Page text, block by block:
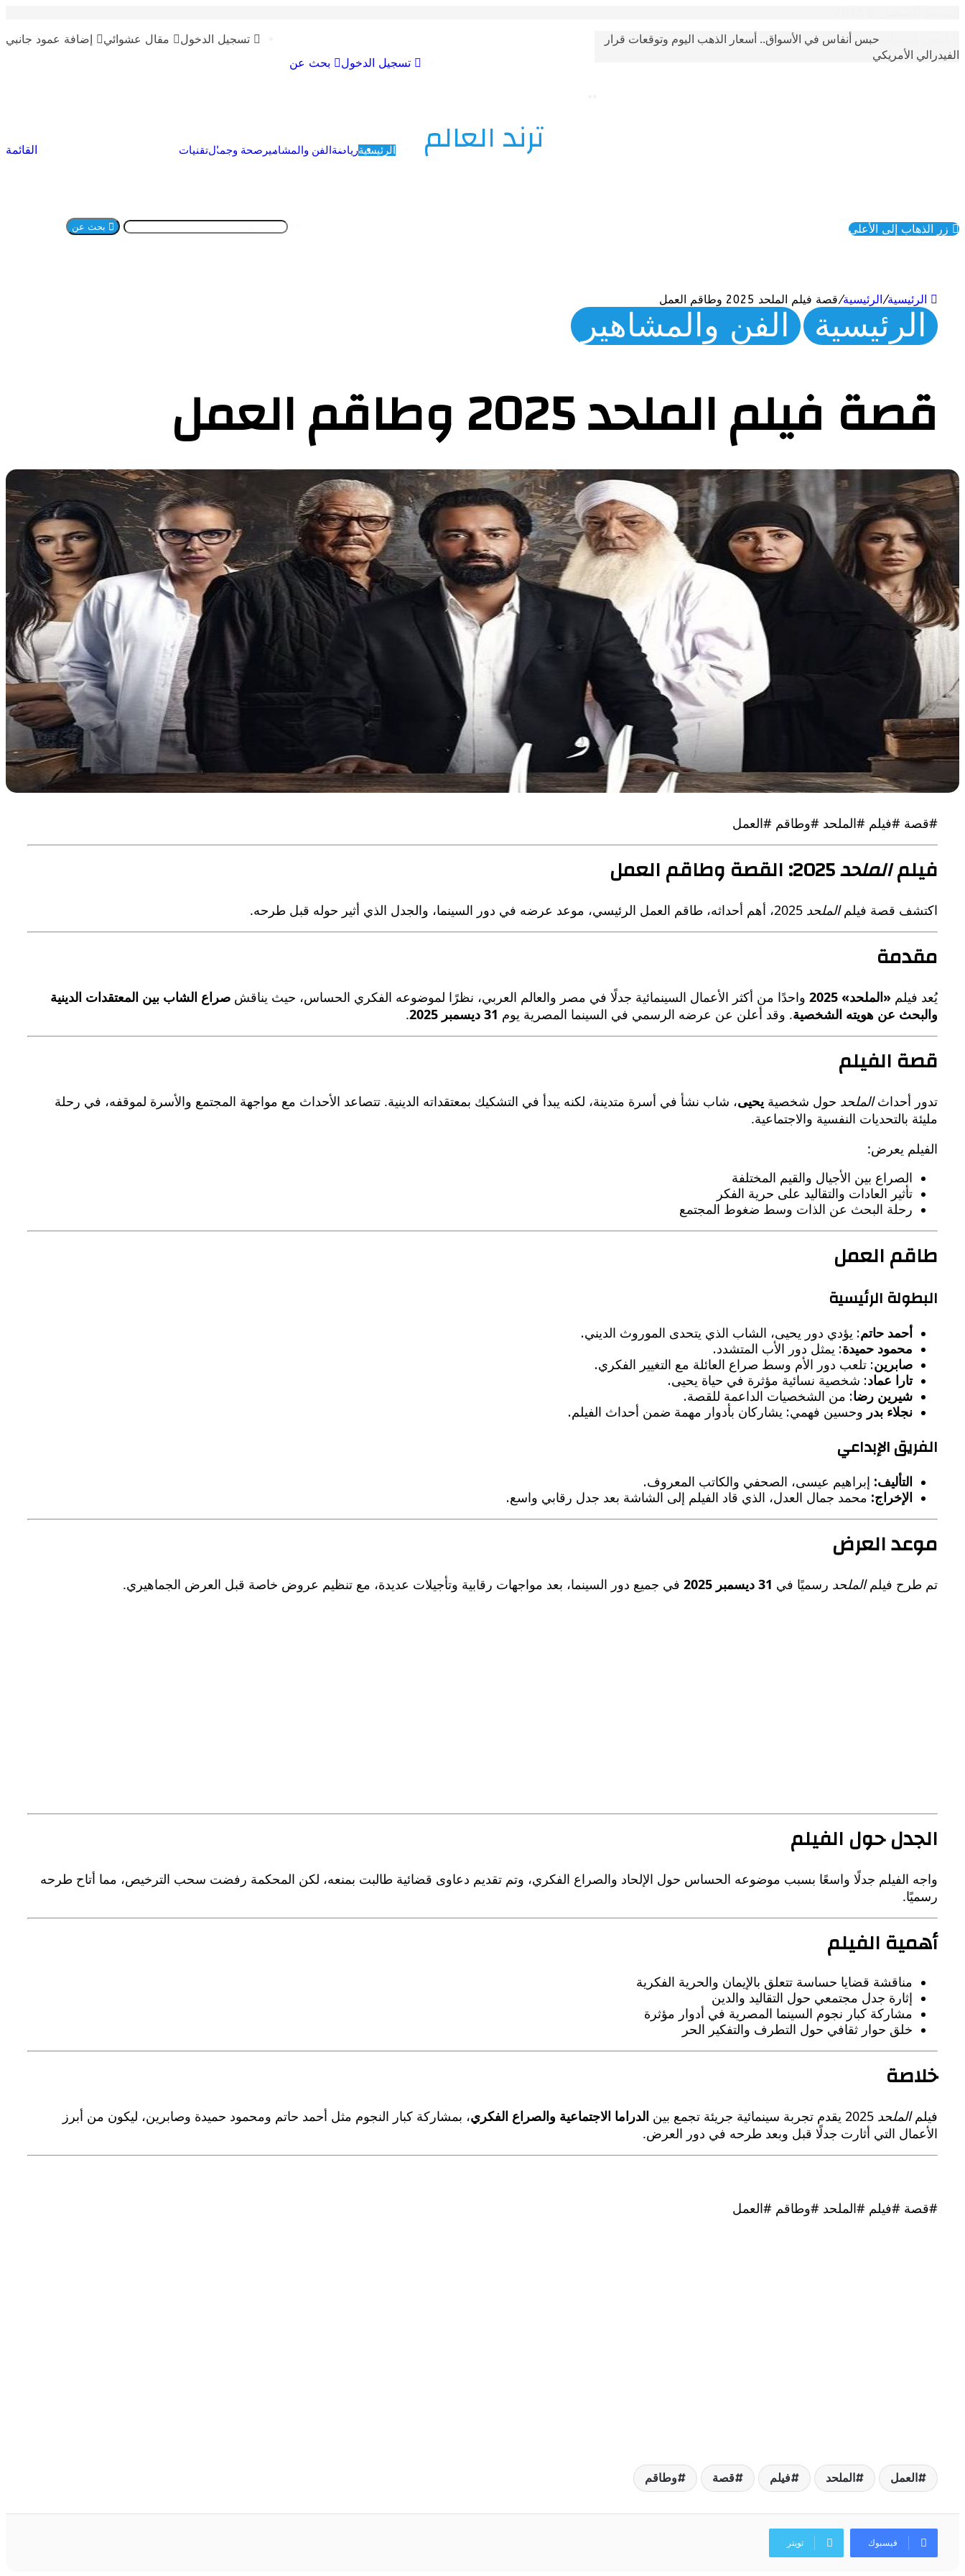
حبس أنفاس في الأسواق.. أسعار الذهب اليوم وتوقعات قرار
الفيدرالي الأمريكي
إضافة عمود جانبي مقال عشوائي
تسجيل الدخول
بحث عن
تسجيل الدخول
ترند العالم القائمة الرئيسيةرياضة الفن والمشاهير صحة وجمالتقنيات
بحث عن
الرئيسية/الرئيسية/قصة فيلم الملحد 2025 وطاقم العمل
الرئيسية الفن والمشاهير
قصة فيلم الملحد 2025 وطاقم العمل
#قصة #فيلم #الملحد #وطاقم #العمل
فيلمالملحد
اكتشف قصة فيلمالملحد
مقدمة
يُعد فيلم «الملحد» 2025 واحدًا من أكثر الأعمال السينمائية جدلًا في مصر والعالم العربي، نظرًا لموضوعه الفكري الحساس، حيث يناقش صراع الشاب بين المعتقدات الدينية
والبحث عن هويته الشخصية. وقد أعلن عن عرضه الرسمي في السينما المصرية يوم 31 ديسمبر 2025 .
قصة الفيلم
تدور أحداثالملحد حول شخصية يحيى، شاب نشأ في أسرة متدينة، لكنه يبدأ في التشكيك بمعتقداته الدينية. تتصاعد الأحداث مع مواجهة المجتمع والأسرة لموقفه، في رحلة
مليئة بالتحديات النفسية والاجتماعية.
الفيلم يعرض:
الصراع بين الأجيال والقيم المختلفة
تأثير العادات والتقاليد على حرية الفكر
رحلة البحث عن الذات وسط ضغوط المجتمع
طاقم العمل
البطولة الرئيسية
أحمد حاتم: يؤدي دور يحيى، الشاب الذي يتحدى الموروث الديني.
محمود حميدة: يمثل دور الأب المتشدد.
صابرين: تلعب دور الأم وسط صراع العائلة مع التغيير الفكري.
تارا عماد: شخصية نسائية مؤثرة في حياة يحيى.
شيرين رضا: من الشخصيات الداعمة للقصة.
نجلاء بدر وحسين فهمي: يشاركان بأدوار مهمة ضمن أحداث الفيلم.
الفريق الإبداعي
التأليف: إبراهيم عيسى، الصحفي والكاتب المعروف.
الإخراج: محمد جمال العدل، الذي قاد الفيلم إلى الشاشة بعد جدل رقابي واسع.
موعد العرض
تم طرح فيلمالملحد رسميًا في 31 ديسمبر 2025 في جميع دور السينما، بعد مواجهات رقابية وتأجيلات عديدة، مع تنظيم عروض خاصة قبل العرض الجماهيري.
الجدل حول الفيلم
واجه الفيلم جدلًا واسعًا بسبب موضوعه الحساس حول الإلحاد والصراع الفكري، وتم تقديم دعاوى قضائية طالبت بمنعه، لكن المحكمة رفضت سحب الترخيص، مما أتاح طرحه
رسميًا.
أهمية الفيلم
مناقشة قضايا حساسة تتعلق بالإيمان والحرية الفكرية
إثارة جدل مجتمعي حول التقاليد والدين
مشاركة كبار نجوم السينما المصرية في أدوار مؤثرة
خلق حوار ثقافي حول التطرف والتفكير الحر
خلاصة
فيلمالملحد الدراما الاجتماعية والصراع الفكري، بمشاركة كبار النجوم مثل أحمد حاتم ومحمود حميدة وصابرين، ليكون من أبرز
الأعمال التي أثارت جدلًا قبل وبعد طرحه في دور العرض.
#قصة #فيلم #الملحد #وطاقم #العمل
العمل الملحد فيلم قصة وطاقم
فيسبوك تويتر
زر الذهاب إلى الأعلى